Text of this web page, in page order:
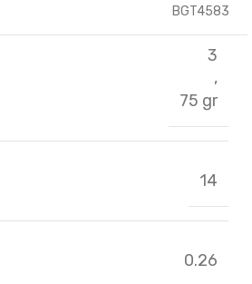
BGT4583
3
,
75 gr
14
0.26